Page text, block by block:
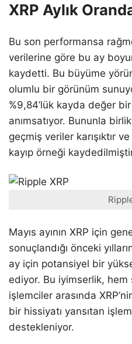
XRP Aylık
Bu son performansa
verilerine göre bu ay
kaydetti. Bu büyüme
olumlu bir görünüm
%9,84’lük kayda değer
anımsatıyor. Bununla
geçmiş veriler karışıktır
kayıp örneği
Mayıs ayının XRP için
sonuçlandığı önceki
ay için potansiyel bir
ediyor. Bu iyimserlik,
işlemciler arasında
bir hissiyatı yansıtan
destekleniyor.